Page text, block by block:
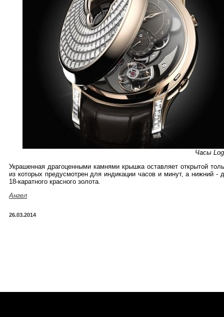
Часы
Украшенная драгоценными камнями крышка оставляет открытой
из которых предусмотрен для индикации часов и минут, а нижний
18-каратного красного золота.
Ангел
26.03.2014